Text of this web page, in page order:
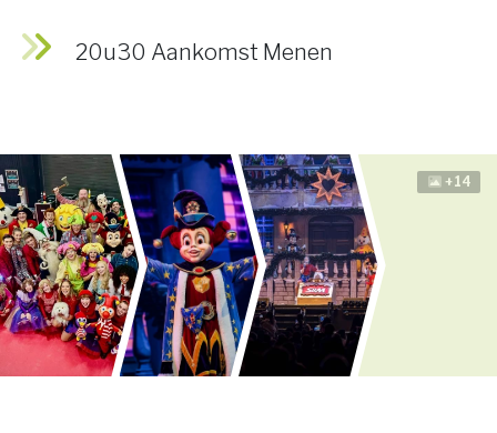
20u30 Aankomst Menen
+14